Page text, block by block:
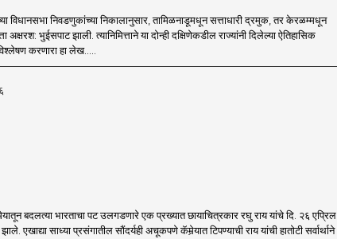
विधानसभा निवडणुकांच्या निकालानुसार, तामिळनाडूमधून सत्ताधारी द्रमुक, तर केरळम्मधून
अक्षरश: भुईसपाट झाली. त्यानिमित्ताने या दोन्ही दक्षिणेकडील राज्यांनी दिलेल्या ऐतिहासिक
करणारा हा लेख.....
बदलत्या भारताचा पट उलगडणारे एक प्रख्यात छायाचित्रकार रघु राय यांचे दि. २६ एप्रिल
एखाद्या साध्या प्रसंगातील सौंदर्यही अचूकपणे कॅमेर्‍यात टिपण्याची राय यांची हातोटी सर्वार्थाने